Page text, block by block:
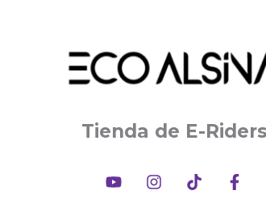
Tienda de E-Riders